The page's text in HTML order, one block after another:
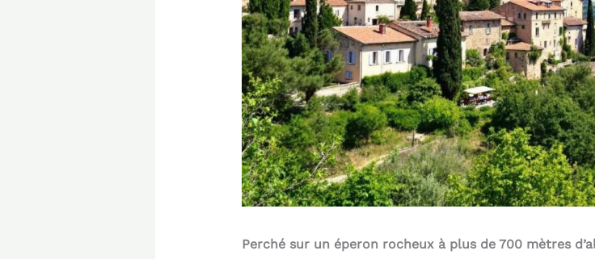
Perché sur un éperon rocheux à plus de 700 mètres